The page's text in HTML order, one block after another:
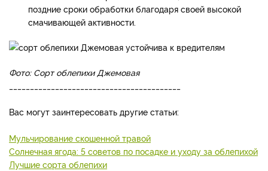
поздние сроки обработки благодаря своей высокой
смачивающей активности.
Фото: Сорт облепихи Джемовая
Вас могут заинтересовать другие статьи:
Мульчирование скошенной травой
Солнечная ягода: 5 советов по посадке и уходу за облепихой
Лучшие сорта облепихи